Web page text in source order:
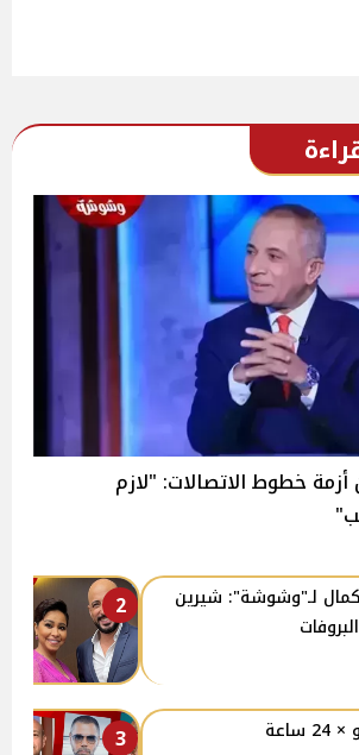
خطوط الاتصالات: "لازم
2
لـ"وشوشة": شيرين
3